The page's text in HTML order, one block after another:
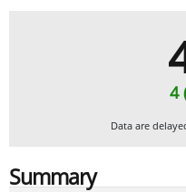
4
Data are
Summary